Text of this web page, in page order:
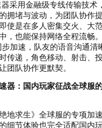
器采用金融级专线传输技术
拥堵与波动，为团队协作
使是在多人密集交火、大
，也能保持网络全程流畅
加速，队友的语音沟通清
传递，角色移动、射击、
团队协作更默契。
器：国内玩家征战全球服
地求生》全球服的专项加
细节体验也完全适配国内